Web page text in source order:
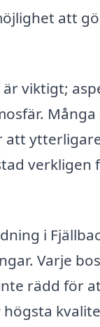
att
viktigt;
verkligen
i
Varje
rädd för